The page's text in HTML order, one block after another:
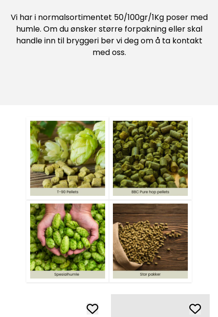
Vi har i normalsortimentet 50/100gr/1Kg poser med
humle. Om du ønsker større forpakning eller skal
handle inn til bryggeri ber vi deg om å ta kontakt
med oss.